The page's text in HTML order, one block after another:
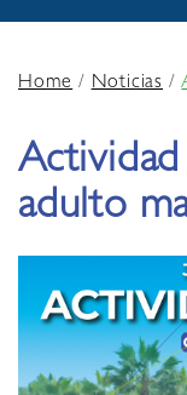
Home/Noticias /
adulto